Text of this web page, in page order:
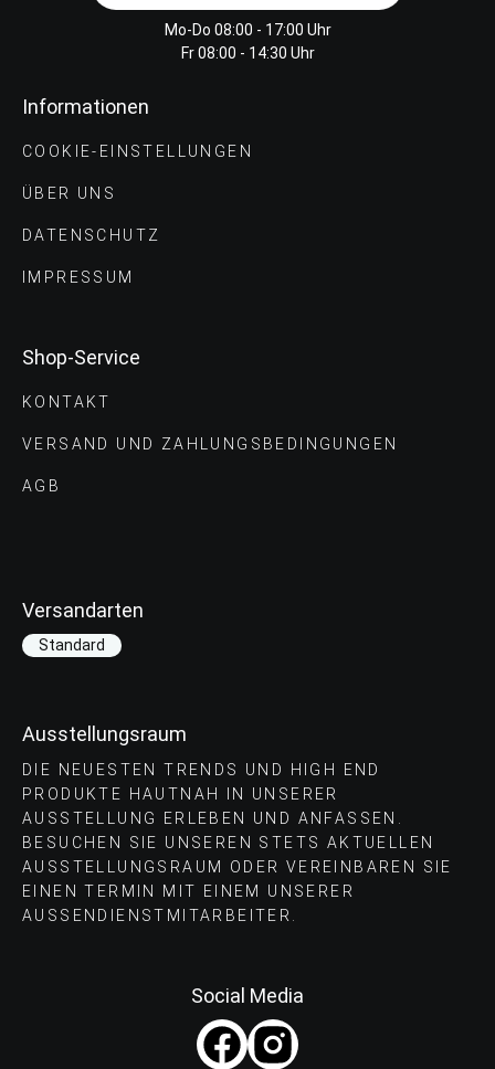
Mo-Do 08:00 - 17:00 Uhr
Fr 08:00 - 14:30 Uhr
Informationen
COOKIE-EINSTELLUNGEN
ÜBER UNS
DATENSCHUTZ
IMPRESSUM
Shop-Service
KONTAKT
VERSAND UND ZAHLUNGS­BEDINGUNGEN
AGB
Versandarten
Standard
Ausstellungsraum
DIE NEUESTEN TRENDS UND HIGH END
PRODUKTE HAUTNAH IN UNSERER
AUSSTELLUNG ERLEBEN UND ANFASSEN.
BESUCHEN SIE UNSEREN STETS AKTUELLEN
AUSSTELLUNGSRAUM ODER VEREINBAREN SIE
EINEN TERMIN MIT EINEM UNSERER
AUSSENDIENSTMITARBEITER.
Social Media